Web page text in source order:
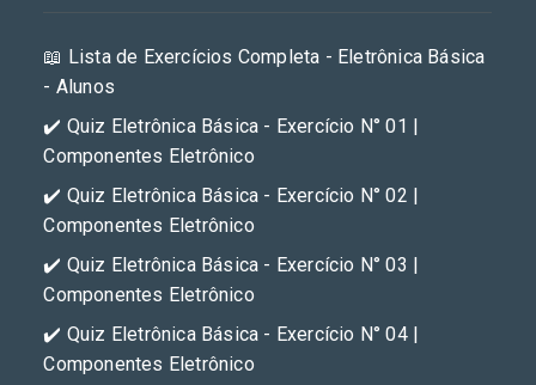
📖 Lista de Exercícios Completa - Eletrônica Básica
- Alunos
✔️ Quiz Eletrônica Básica - Exercício N° 01 |
Componentes Eletrônico
✔️ Quiz Eletrônica Básica - Exercício N° 02 |
Componentes Eletrônico
✔️ Quiz Eletrônica Básica - Exercício N° 03 |
Componentes Eletrônico
✔️ Quiz Eletrônica Básica - Exercício N° 04 |
Componentes Eletrônico